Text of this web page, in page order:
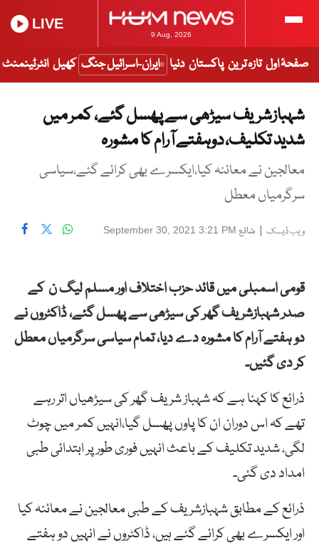
9 Aug, 2026
LIVE
صفحۂ اول تازہ ترین پاکستان دنیا ایران-اسرائیل جنگ کھیل انٹرٹینمنٹ
شہبازشریف سیڑھی سے پھسل گئے، کمر میں
شدید تکلیف، دوہفتے آرام کا مشورہ
معالجین نے معائنہ کیا،ایکسرے بھی کرائے گئے،سیاسی
سرگرمیاں معطل
ویب ڈیسک | شائع September 30, 2021 3:21 PM
قومی اسمبلی میں قائد حزب اختلاف اور مسلم لیگ ن کے
صدر شہبازشریف گھر کی سیڑھی سے پھسل گئے، ڈاکٹروں نے
دو ہفتے آرام کا مشورہ دے دیا، تمام سیاسی سرگرمیاں معطل
کر دی گئیں۔
ذرائع کا کہنا ہے کہ شہباز شریف گھر کی سیڑھیاں اتر رہے
تھے کہ اس دوران ان کا پاوں پھسل گیا،انہیں کمر میں چوٹ
لگی، شدید تکلیف کے باعث انہیں فوری طور پر ابتدائی طبی
امداد دی گئی۔
ذرائع کے مطابق شہبازشریف کے طبی معالجین نے معائنہ کیا
اور ایکسرے بھی کرائے گئے ہیں، ڈاکٹروں نے انہیں دو ہفتے